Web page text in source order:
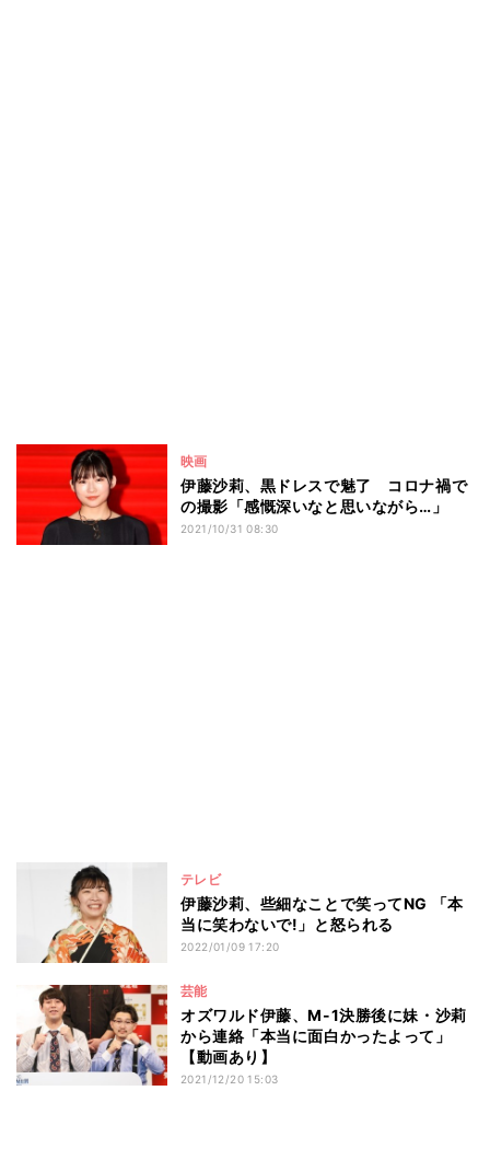
映画
伊藤沙莉、黒ドレスで魅了 コロナ禍で
の撮影「感慨深いなと思いながら…」
2021/10/31 08:30
テレビ
伊藤沙莉、些細なことで笑ってNG 「本
当に笑わないで!」と怒られる
2022/01/09 17:20
芸能
オズワルド伊藤、M-1決勝後に妹・沙莉
から連絡「本当に面白かったよって」
【動画あり】
2021/12/20 15:03